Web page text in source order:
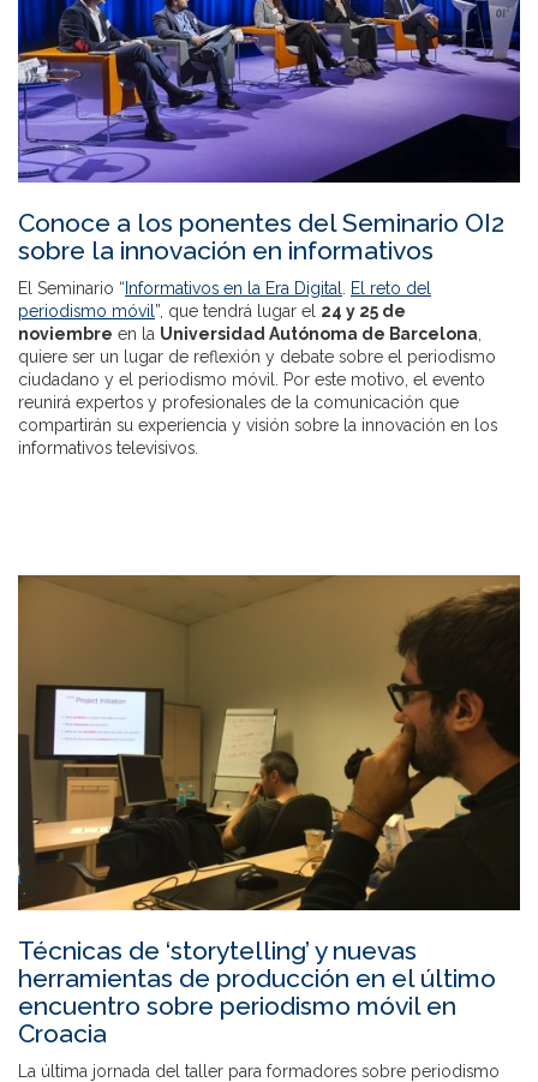
Conoce a los ponentes del Seminario OI2
sobre la innovación en informativos
El Seminario “ Informativos en la Era Digital. El reto del
periodismo móvil”, que tendrá lugar el 24 y 25 de
noviembre en la Universidad Autónoma de Barcelona,
quiere ser un lugar de reflexión y debate sobre el periodismo
ciudadano y el periodismo móvil. Por este motivo, el evento
reunirá expertos y profesionales de la comunicación que
compartirán su experiencia y visión sobre la innovación en los
informativos televisivos.
Técnicas de ‘storytelling’ y nuevas
herramientas de producción en el último
encuentro sobre periodismo móvil en
Croacia
La última jornada del taller para formadores sobre periodismo